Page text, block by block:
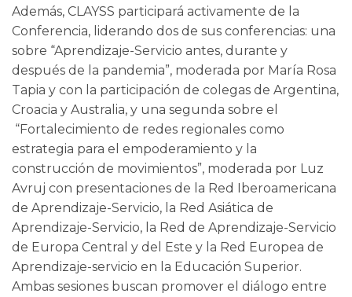
Además, CLAYSS participará activamente de la
Conferencia, liderando dos de sus conferencias: una
sobre “Aprendizaje-Servicio antes, durante y
después de la pandemia”, moderada por María Rosa
Tapia y con la participación de colegas de Argentina,
Croacia y Australia, y una segunda sobre el
“Fortalecimiento de redes regionales como
estrategia para el empoderamiento y la
construcción de movimientos”, moderada por Luz
Avruj con presentaciones de la Red Iberoamericana
de Aprendizaje-Servicio, la Red Asiática de
Aprendizaje-Servicio, la Red de Aprendizaje-Servicio
de Europa Central y del Este y la Red Europea de
Aprendizaje-servicio en la Educación Superior.
Ambas sesiones buscan promover el diálogo entre